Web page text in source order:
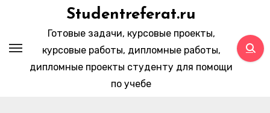
содержимому
Studentreferat.ru
Готовые задачи, курсовые проекты,
курсовые работы, дипломные работы,
дипломные проекты студенту для помощи
по учебе